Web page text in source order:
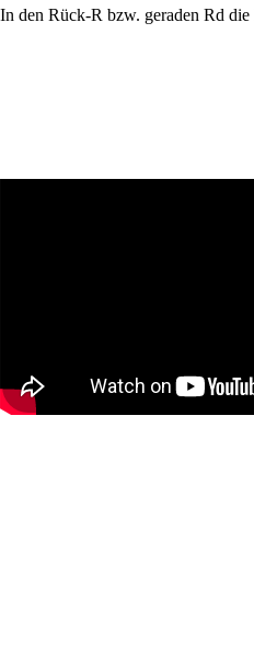
In den Rück-R bzw. geraden Rd